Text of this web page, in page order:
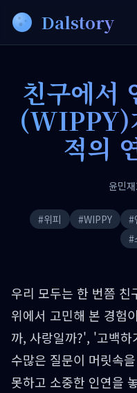
Dalstory
친구에서
(WIPPY)
적의
윤민재
#위피 #WIPPY #
#
우리 모두는 한 번쯤 친
위에서 고민해 본 경험
까, 사랑일까?', '고백
수많은 질문이 머릿속
못하고 소중한 인연을